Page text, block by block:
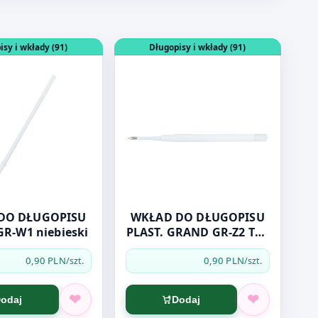
ANTIBACTERIAL
WKŁAD DO DŁUGOPISU GRAND GR-W1 niebieski
i wkłady (91)
DŁUGOPISU
W1 niebieski
0,90 PLN/szt.
Otwórz produkt: WKŁAD DO
Długopisy i wkłady (91)
WKŁAD DO DŁUGOPISU
PLAST. GRAND GR-Z2 TYP
ZENITH
0,90 PLN/szt.
Dodaj